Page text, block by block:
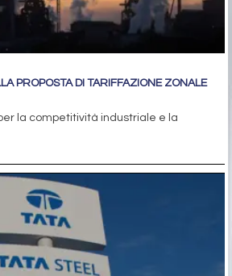
PROPOSTA DI TARIFFAZIONE ZONALE
la competitività industriale e la